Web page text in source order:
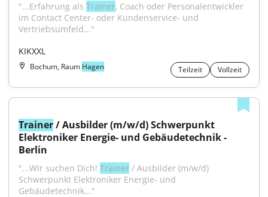
"...Erfahrung als Trainer, Coach oder Personalentwickler
im Contact Center- oder Kundenservice- und
Vertriebsumfeld..."
KIKXXL
Bochum, Raum Hagen Teilzeit Vollzeit
Trainer / Ausbilder (m/w/d) Schwerpunkt
Elektroniker Energie- und Gebäudetechnik -
Berlin
"...Wir suchen Dich! Trainer / Ausbilder (m/w/d)
Schwerpunkt Elektroniker Energie- und
Gebäudetechnik..."